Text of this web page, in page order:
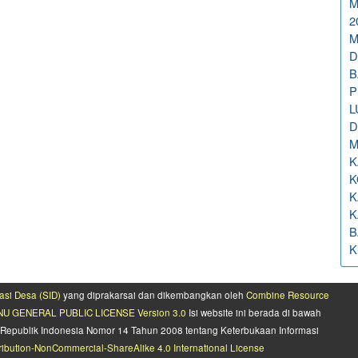
Desa (SID) yang diprakarsai dan dikembangkan oleh Combine Resource
GENERAL PUBLIC LICENSE Version 3.0 Isi website ini berada di bawah
Indonesia Nomor 14 Tahun 2008 tentang Keterbukaan Informasi
NonCommercial-ShareAlike 4.0 International License